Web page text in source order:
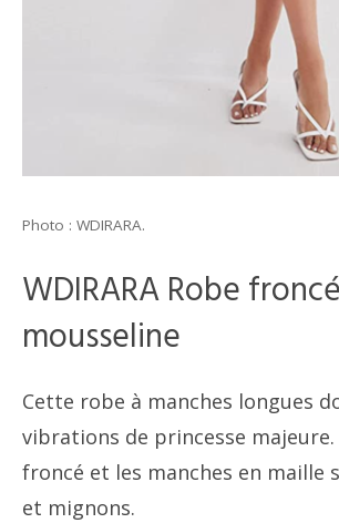
Photo : WDIRARA.
WDIRARA Robe
mousseline
Cette robe à manches longues
vibrations de princesse majeure.
froncé et les manches en maille
et mignons.